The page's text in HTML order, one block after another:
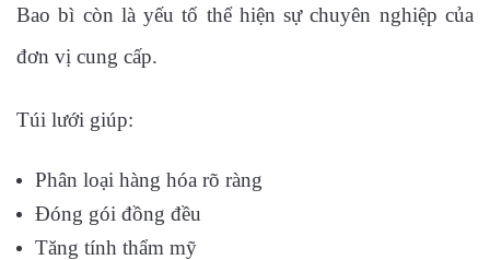
Bao bì còn là yếu tố thể hiện sự chuyên nghiệp của
đơn vị cung cấp.
Túi lưới giúp:
Phân loại hàng hóa rõ ràng
Đóng gói đồng đều
Tăng tính thẩm mỹ